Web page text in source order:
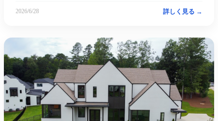
2026/6/28 詳しく見る →